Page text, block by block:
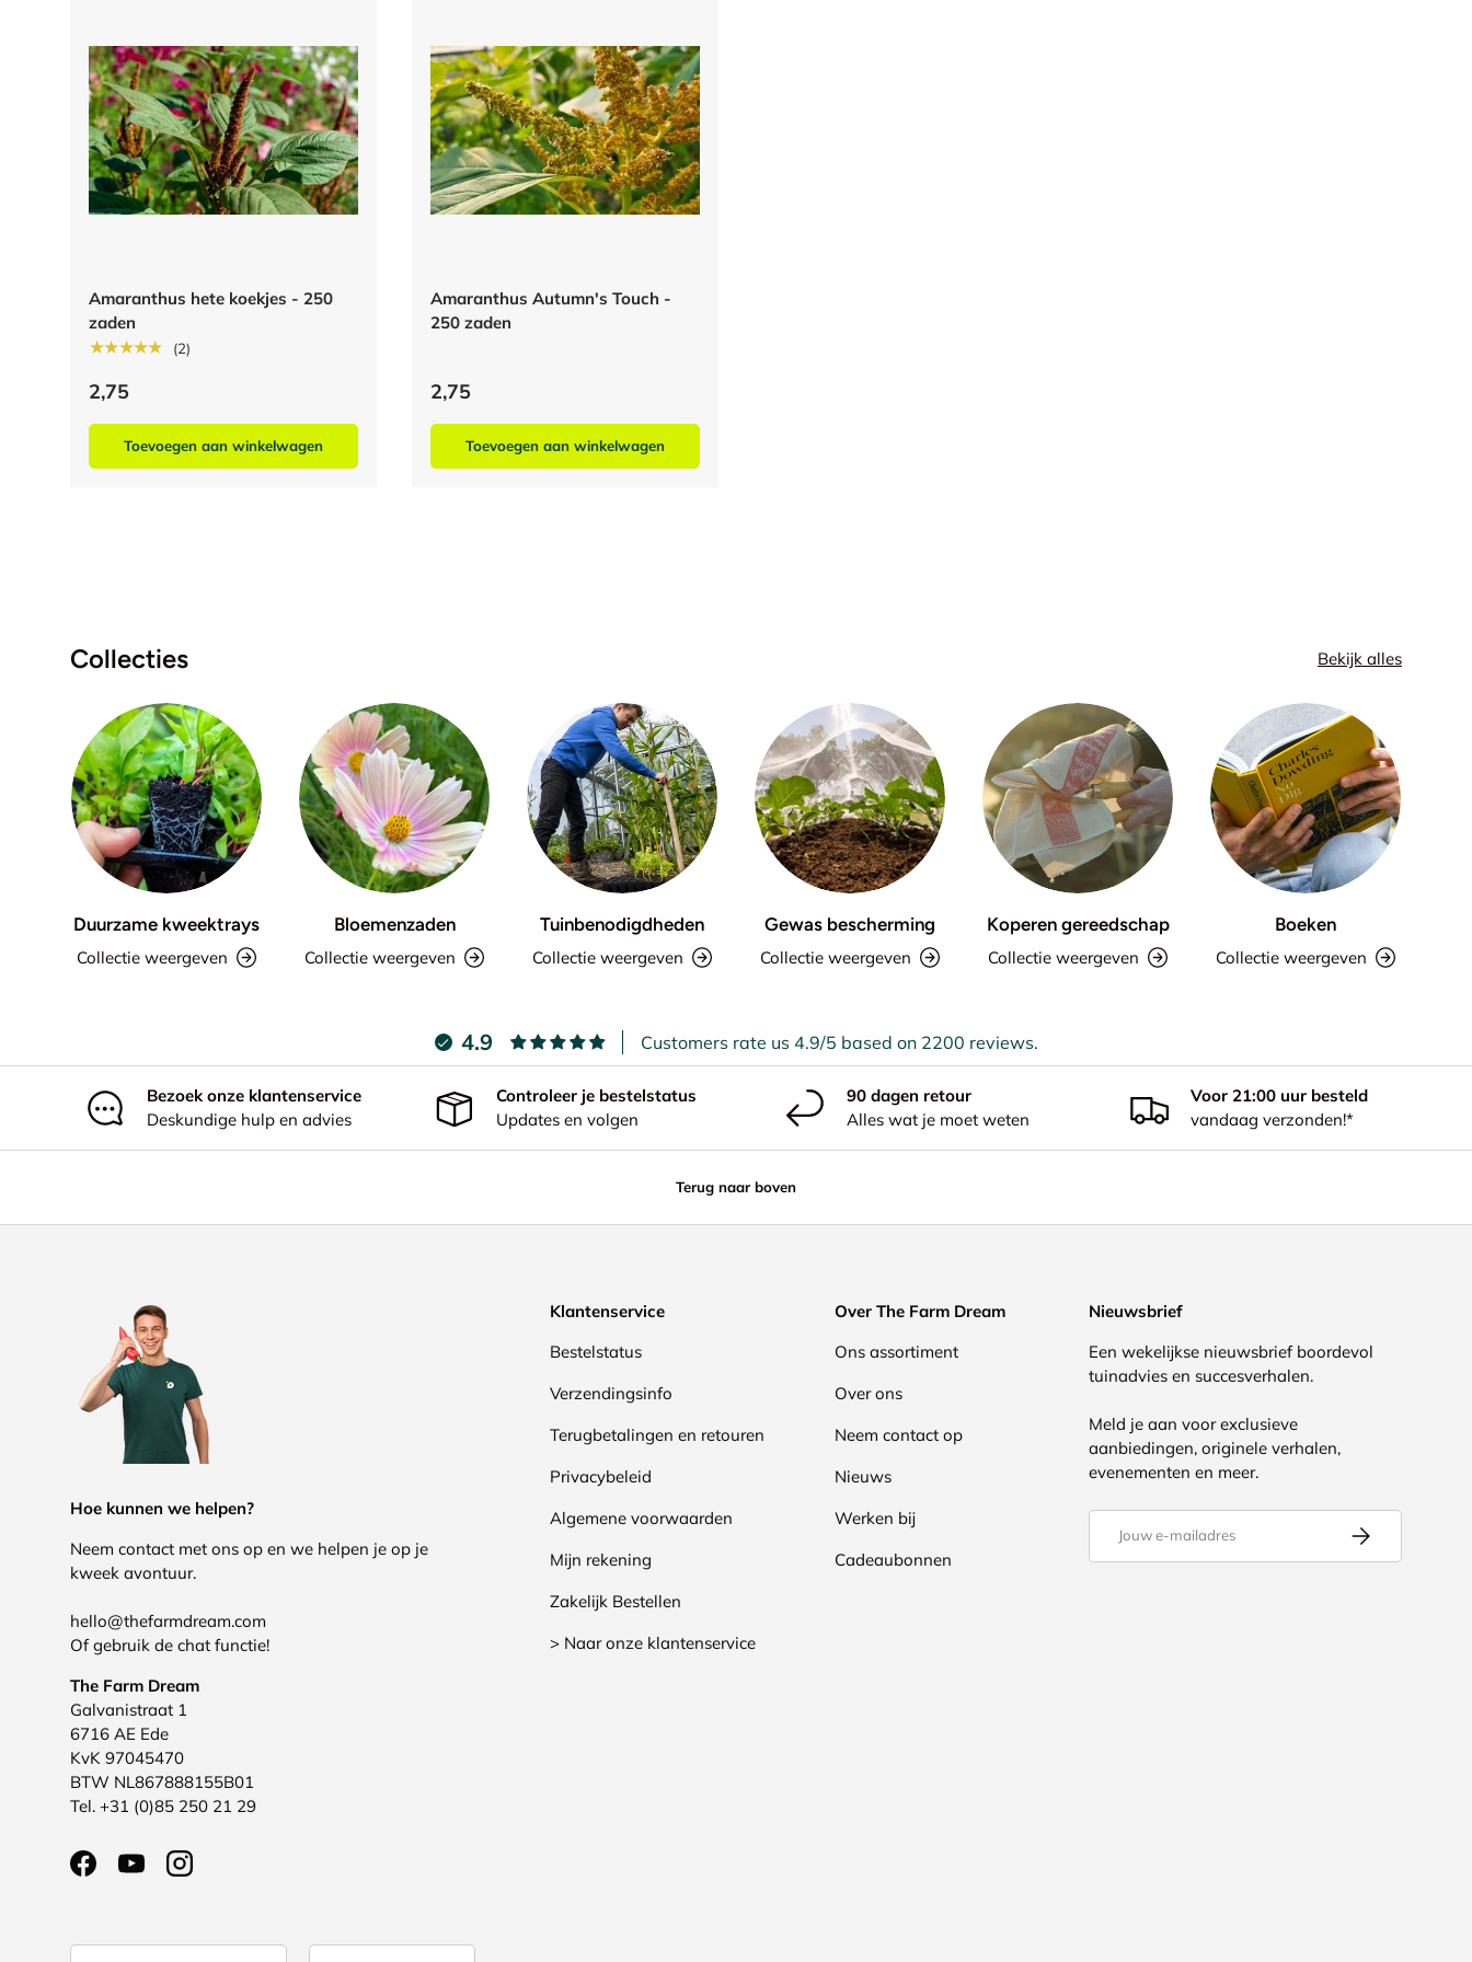
Amaranthus hete koekjes - 250
zaden
★★★★★
(2)
2,75
Toevoegen aan winkelwagen
Amaranthus Autumn's Touch -
250 zaden
2,75
Toevoegen aan winkelwagen
Collecties Bekijk alles
Duurzame kweektrays
Collectie weergeven
Bloemenzaden
Collectie weergeven
Tuinbenodigdheden
Collectie weergeven
Gewas bescherming
Collectie weergeven
Koperen gereedschap
Collectie weergeven
Boeken
Collectie weergeven
4.9 Customers rate us 4.9/5 based on 2200 reviews.
Bezoek onze klantenservice
Deskundige hulp en advies
Controleer je bestelstatus
Updates en volgen
90 dagen retour
Alles wat je moet weten
Voor 21:00 uur besteld
vandaag verzonden!*
Terug naar boven
Hoe kunnen we helpen?
Neem contact met ons op en we helpen je op je
kweek avontuur.
hello@thefarmdream.com
Of gebruik de chat functie!
The Farm Dream
Galvanistraat 1
6716 AE Ede
KvK 97045470
BTW NL867888155B01
Tel. +31 (0)85 250 21 29
FacebookYouTubeInstagram
Klantenservice
Bestelstatus
Verzendingsinfo
Terugbetalingen en retouren
Privacybeleid
Algemene voorwaarden
Mijn rekening
Zakelijk Bestellen
> Naar onze klantenservice
Over The Farm Dream
Ons assortiment
Over ons
Neem contact op
Nieuws
Werken bij
Cadeaubonnen
Nieuwsbrief
Een wekelijkse nieuwsbrief boordevol
tuinadvies en succesverhalen.
Meld je aan voor exclusieve
aanbiedingen, originele verhalen,
evenementen en meer.
Abonneer